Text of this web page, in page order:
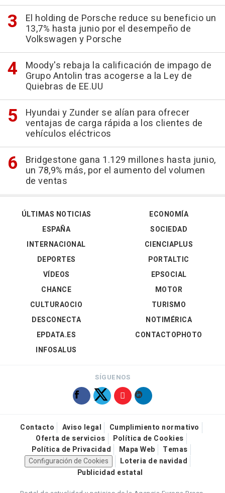
El holding de Porsche reduce su beneficio un
13,7% hasta junio por el desempeño de
Volkswagen y Porsche
Moody's rebaja la calificación de impago de
Grupo Antolin tras acogerse a la Ley de
Quiebras de EE.UU
Hyundai y Zunder se alían para ofrecer
ventajas de carga rápida a los clientes de
vehículos eléctricos
Bridgestone gana 1.129 millones hasta junio,
un 78,9% más, por el aumento del volumen
de ventas
ÚLTIMAS NOTICIAS
ESPAÑA
INTERNACIONAL
DEPORTES
VÍDEOS
ECONOMÍA
SOCIEDAD
CIENCIAPLUS
PORTALTIC
EPSOCIAL
CHANCE
CULTURAOCIO
DESCONECTA
EPDATA.ES
INFOSALUS
MOTOR
TURISMO
NOTIMÉRICA
CONTACTOPHOTO
SÍGUENOS
Contacto Aviso legal
Cumplimiento normativo
Oferta de servicios
Política de Cookies
Política de Privacidad
Mapa Web
Temas
Configuración de Cookies
Loteria de navidad
Publicidad estatal